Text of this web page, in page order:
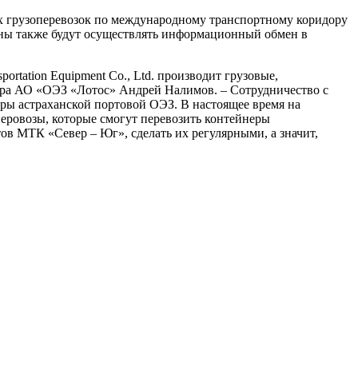
по международному транспортному коридору
также будут осуществлять информационный обмен в
Equipment Co., Ltd. производит грузовые,
АО «ОЭЗ «Лотос» Андрей Налимов. – Сотрудничество с
астраханской портовой ОЭЗ. В настоящее время на
которые смогут перевозить контейнеры
МТК «Север – Юг», сделать их регулярными, а значит,